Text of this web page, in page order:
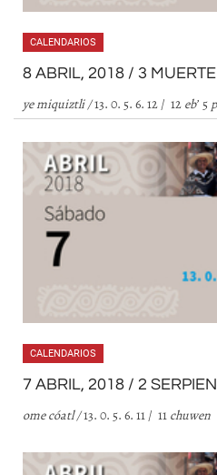
CALENDARIOS
8 ABRIL, 2018 / 3
ye miquiztli /13. 0. 5. 6. 12 / 12 eb’ 5
CALENDARIOS
7 ABRIL, 2018 / 2
ome cóatl /13. 0. 5. 6. 11 / 11 chuwen